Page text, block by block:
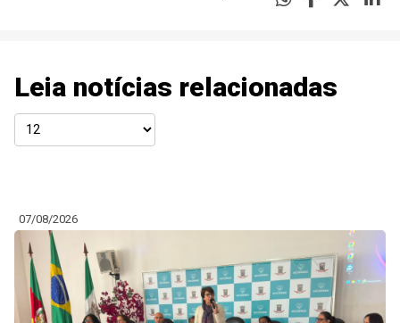
Leia notícias relacionadas
07/08/2026